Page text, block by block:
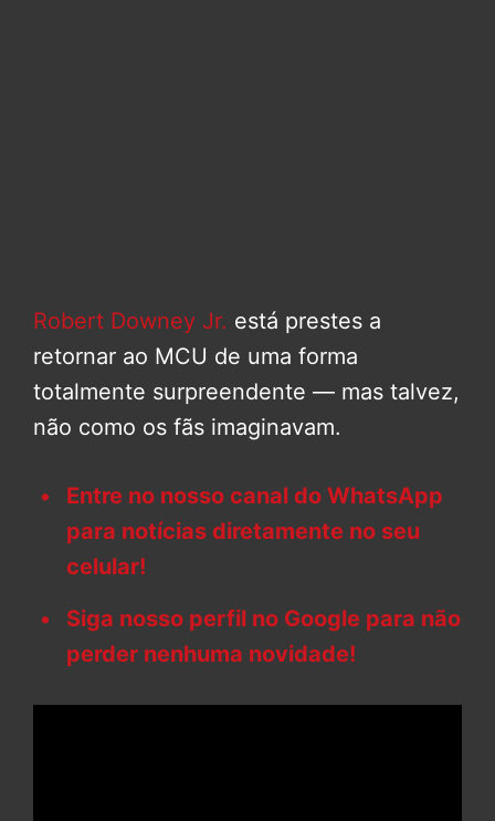
Robert Downey Jr. está prestes a
retornar ao MCU de uma forma
totalmente surpreendente — mas talvez,
não como os fãs imaginavam.
Entre no nosso canal do WhatsApp
para notícias diretamente no seu
celular!
Siga nosso perfil no Google para não
perder nenhuma novidade!